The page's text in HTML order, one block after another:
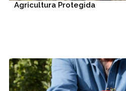
Agricultura Protegida